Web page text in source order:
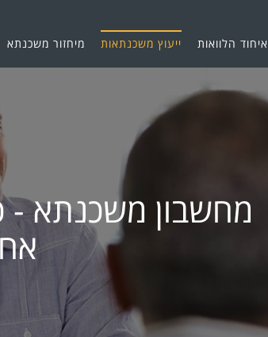
איחוד הלוואות ייעוץ משכנתאות מיחזור משכנתא
מחשבון משכנתא -